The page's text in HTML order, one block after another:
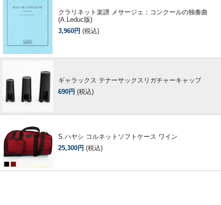
クラリネット楽譜 メサージェ：コンクールの独奏曲
(A.Leduc版)
3,960円 (税込)
ギャラックス テナーサックスリガチャーキャップ
690円 (税込)
S.ハヤシ コルネットソフトケース ワイン
25,300円 (税込)